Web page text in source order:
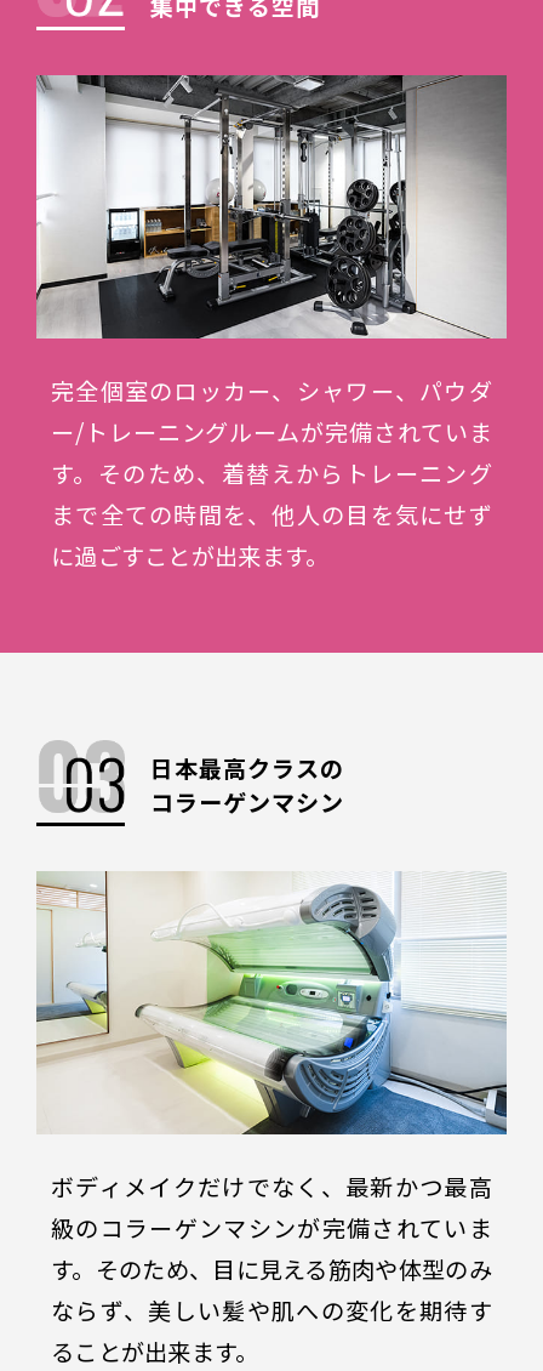
完全個室のロッカー、シャワー、パウダ
ー/トレーニングルームが完備されていま
す。そのため、着替えからトレーニング
まで全ての時間を、他人の目を気にせず
に過ごすことが出来ます。
日本最高クラスの
コラーゲンマシン
ボディメイクだけでなく、最新かつ最高
級のコラーゲンマシンが完備されていま
す。そのため、目に見える筋肉や体型のみ
ならず、美しい髪や肌への変化を期待す
ることが出来ます。